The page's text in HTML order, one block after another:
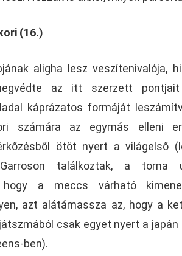
(16.)
aligha lesz veszítenivalója,
az itt szerzett pontjait
káprázatos formáját
számára az egymás elleni
ötöt nyert a világelső
találkoztak, a torna
hogy a meccs várható
azt alátámassza az, hogy a
csak egyet nyert a japán
ben).